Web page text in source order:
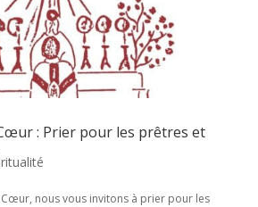
: Prier pour les prêtres et
Cœur, nous vous invitons à prier pour les